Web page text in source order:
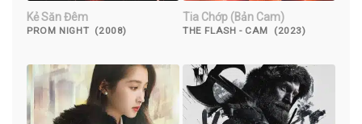
Kẻ Săn Đêm
PROM NIGHT (2008)
Tia Chớp (Bản Cam)
THE FLASH - CAM (2023)